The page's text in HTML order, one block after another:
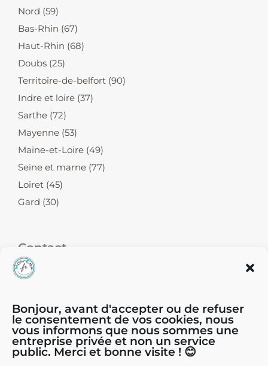
Bonjour, avant d'accepter ou de refuser
le consentement de vos cookies, nous
vous informons que nous sommes une
entreprise privée et non un service
public. Merci et bonne visite ! 😊
Nord (59)
Bas-Rhin (67)
Haut-Rhin (68)
Doubs (25)
Territoire-de-belfort (90)
Indre et loire (37)
Sarthe (72)
Mayenne (53)
Maine-et-Loire (49)
Seine et marne (77)
Loiret (45)
Gard (30)
Contact
04.81.65.44.44